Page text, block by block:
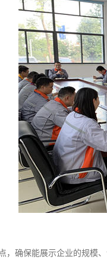
，确保能展示企业的规模